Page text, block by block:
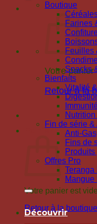
Votre panier
Retour à la
Panier
Votre panier est
Retour à la boutique
Boutique
Farines
Feuilles
Snacks
Bienfaits
Vitalité
Fin de série &
Anti-
Fins de
Offres Pro
Mangue
Découvrir